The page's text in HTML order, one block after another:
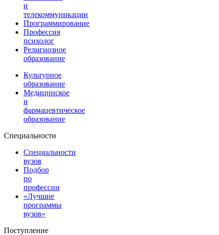
и
телекоммуникации
Программирование
Профессия
психолог
Религиозное
образование
Культурное
образование
Медицинское
и
фармацевтическое
образование
Специальности
Специальности
вузов
Подбор
по
профессии
«Лучшие
программы
вузов»
Поступление